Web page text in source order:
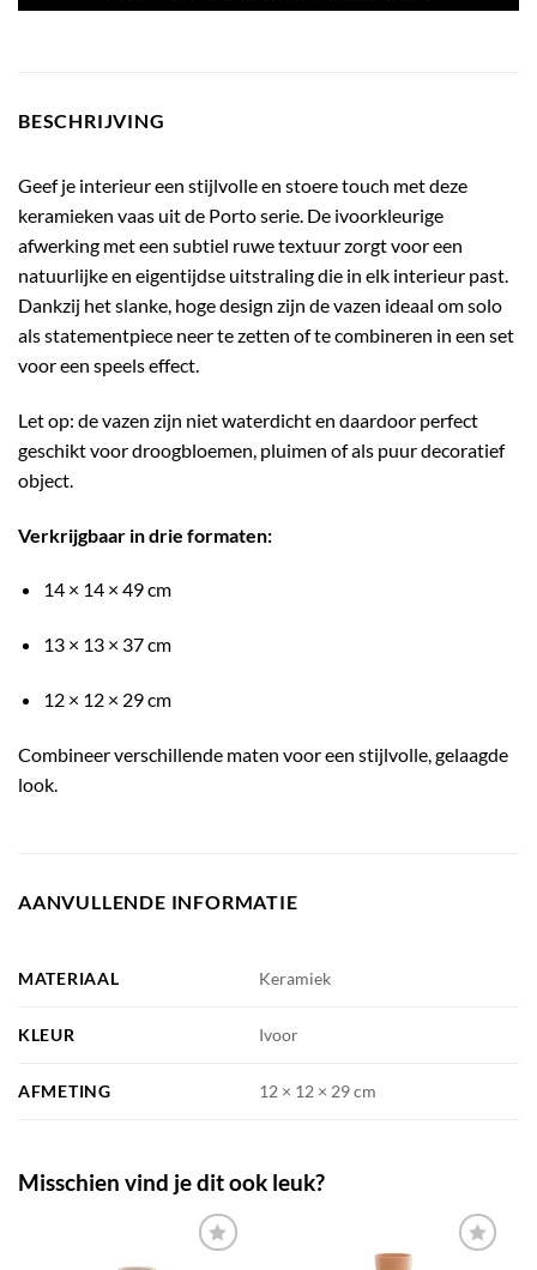
BESCHRIJVING
Geef je interieur een stijlvolle en stoere touch met deze
keramieken vaas uit de Porto serie. De ivoorkleurige
afwerking met een subtiel ruwe textuur zorgt voor een
natuurlijke en eigentijdse uitstraling die in elk interieur past.
Dankzij het slanke, hoge design zijn de vazen ideaal om solo
als statementpiece neer te zetten of te combineren in een set
voor een speels effect.
Let op: de vazen zijn niet waterdicht en daardoor perfect
geschikt voor droogbloemen, pluimen of als puur decoratief
object.
Verkrijgbaar in drie formaten:
14 × 14 × 49 cm
13 × 13 × 37 cm
12 × 12 × 29 cm
Combineer verschillende maten voor een stijlvolle, gelaagde
look.
AANVULLENDE INFORMATIE
MATERIAAL Keramiek
KLEUR Ivoor
AFMETING 12 × 12 × 29 cm
Misschien vind je dit ook leuk?